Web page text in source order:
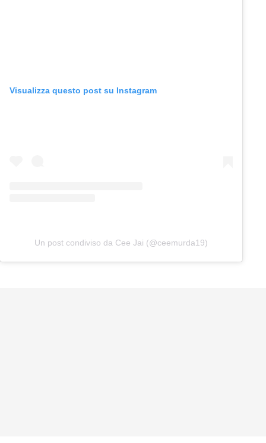
Visualizza questo post su Instagram
Un post condiviso da Cee Jai (@ceemurda19)